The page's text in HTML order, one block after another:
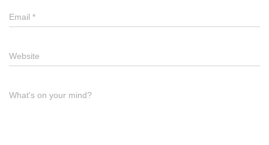
Email *
Website
What's on your mind?